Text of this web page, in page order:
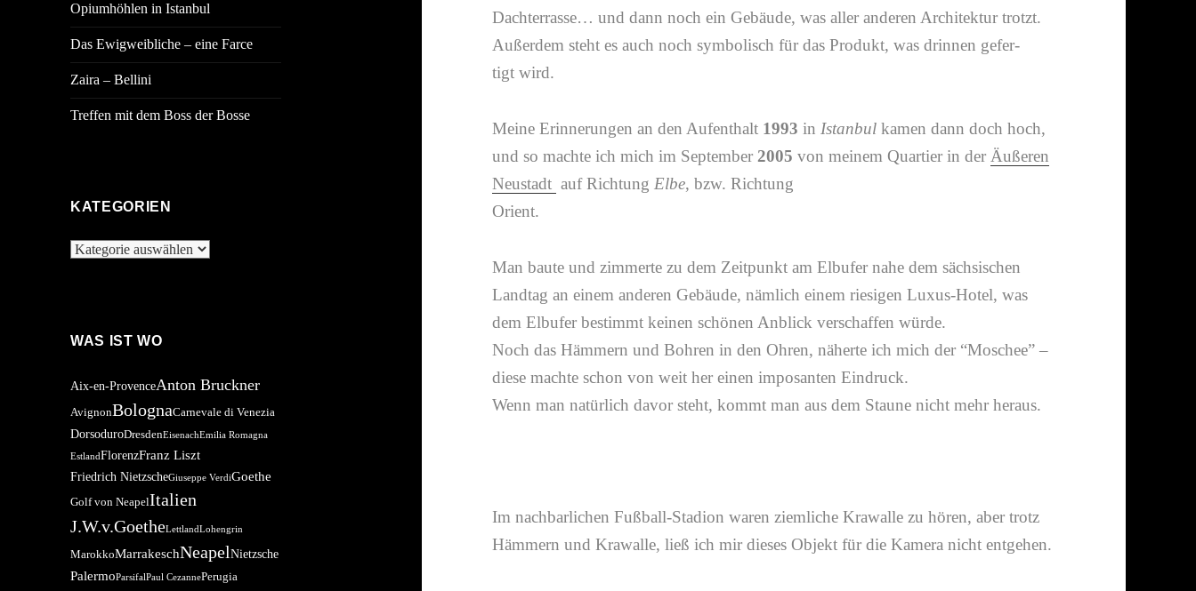
Opiumhöhlen in Istanbul
Das Ewigweibliche – eine Farce
Zaira – Bellini
Treffen mit dem Boss der Bosse
KATEGORIEN
Kategorien
WAS IST WO
Aix-en-ProvenceAnton Bruckner
AvignonBolognaCarnevale di Venezia
DorsoduroDresdenEisenachEmilia Romagna
EstlandFlorenzFranz Liszt
Friedrich NietzscheGiuseppe VerdiGoethe
Golf von NeapelItalien
J.W.v.GoetheLettlandLohengrin
MarokkoMarrakeschNeapelNietzsche
PalermoParsifalPaul CezannePerugia
Dachterrasse… und dann noch ein Gebäude, was aller anderen Architektur trotzt.
Außerdem steht es auch noch symbo­lisch für das Produkt, was drinnen gefer­
tigt wird.
Meine Erinnerungen an den Aufenthalt 1993 in Istanbul kamen dann doch hoch,
und so machte ich mich im September 2005 von meinem Quartier in der Äußeren
Neustadt auf Richtung Elbe, bzw. Richtung
Orient.
Man baute und zimmerte zu dem Zeitpunkt am Elbufer nahe dem säch­si­schen
Landtag an einem anderen Gebäude, nämlich einem riesigen Luxus-​Hotel, was
dem Elbufer bestimmt keinen schönen Anblick verschaffen würde.
Noch das Hämmern und Bohren in den Ohren, näherte ich mich der “Moschee” –
diese machte schon von weit her einen impo­santen Eindruck.
Wenn man natür­lich davor steht, kommt man aus dem Staune nicht mehr heraus.
Im nach­bar­li­chen Fußball-​Stadion waren ziem­liche Krawalle zu hören, aber trotz
Hämmern und Krawalle, ließ ich mir dieses Objekt für die Kamera nicht entgehen.